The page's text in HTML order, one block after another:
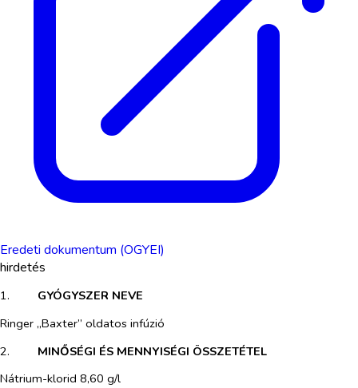
Eredeti dokumentum (OGYEI)
hirdetés
1.​
GYÓGYSZER NEVE
Ringer „Baxter” oldatos infúzió
2.​
MINŐSÉGI ÉS MENNYISÉGI ÖSSZETÉTEL
Nátrium-klorid 8,60 g/l